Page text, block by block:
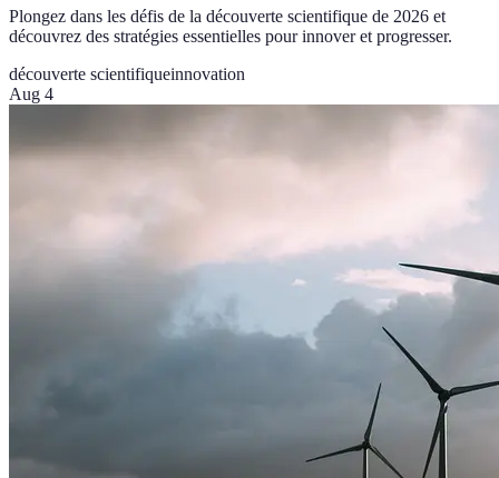
Plongez dans les défis de la découverte scientifique de 2026 et
découvrez des stratégies essentielles pour innover et progresser.
découverte scientifiqueinnovation
Aug 4